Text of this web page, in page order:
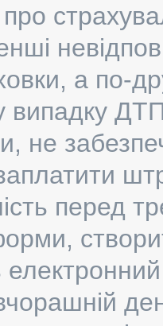
про
а по-
випадку
не
перед